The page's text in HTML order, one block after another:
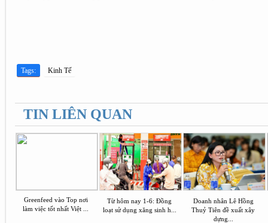
Tags: Kinh Tế
TIN LIÊN QUAN
Greenfeed vào Top nơi
làm việc tốt nhất Việt ...
Từ hôm nay 1-6: Đồng
loạt sử dụng xăng sinh h...
Doanh nhân Lê Hồng
Thuỷ Tiên đề xuất xây
dựng...